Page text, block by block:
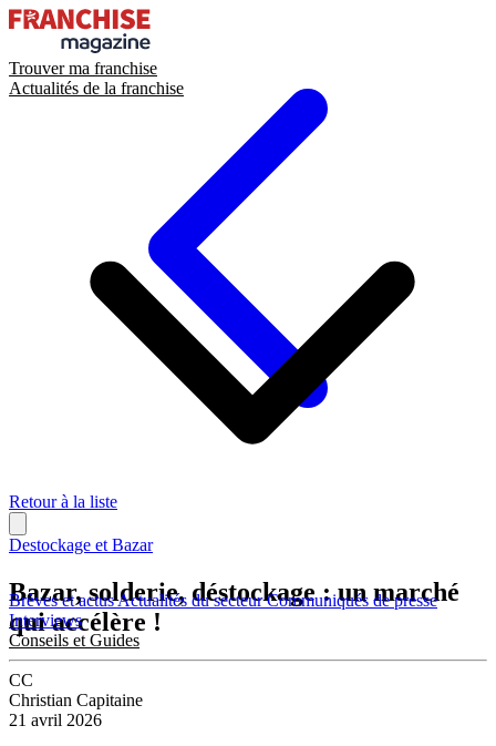
Trouver ma franchise
Actualités de la franchise
Brèves et actusActualités du secteurCommuniqués de presse
Interviews
Conseils et Guides
Retour à la liste
Destockage et Bazar
Bazar, solderie, déstockage : un marché
qui accélère !
CC
Christian Capitaine
21 avril 2026